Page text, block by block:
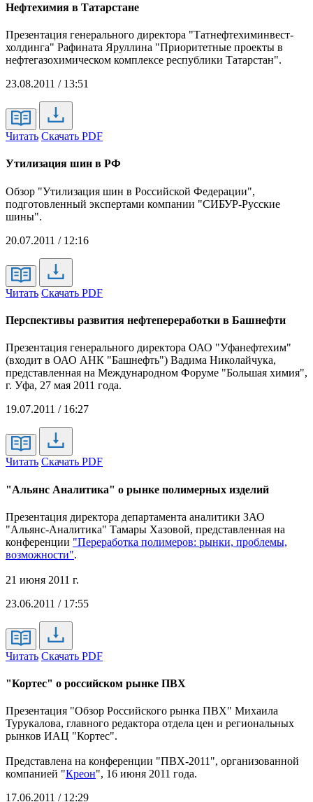
Нефтехимия в Татарстане
Презентация генерального директора "Татнефтехиминвест-
холдинга" Рафината Яруллина "Приоритетные проекты в
нефтегазохимическом комплексе республики Татарстан".
23.08.2011 / 13:51
Читать Скачать PDF
Утилизация шин в РФ
Обзор "Утилизация шин в Российской Федерации",
подготовленный экспертами компании "СИБУР-Русские
шины".
20.07.2011 / 12:16
Читать Скачать PDF
Перспективы развития нефтепереработки в Башнефти
Презентация генерального директора ОАО "Уфанефтехим"
(входит в ОАО АНК "Башнефть") Вадима Николайчука,
представленная на Международном Форуме "Большая химия",
г. Уфа, 27 мая 2011 года.
19.07.2011 / 16:27
Читать Скачать PDF
"Альянс Аналитика" о рынке полимерных изделий
Презентация директора департамента аналитики ЗАО
"Альянс-Аналитика" Тамары Хазовой, представленная на
конференции "Переработка полимеров: рынки, проблемы,
возможности".
21 июня 2011 г.
23.06.2011 / 17:55
Читать Скачать PDF
"Кортес" о российском рынке ПВХ
Презентация "Обзор Российского рынка ПВХ" Михаила
Турукалова, главного редактора отдела цен и региональных
рынков ИАЦ "Кортес".
Представлена на конференции "ПВХ-2011", организованной
компанией "Креон", 16 июня 2011 года.
17.06.2011 / 12:29